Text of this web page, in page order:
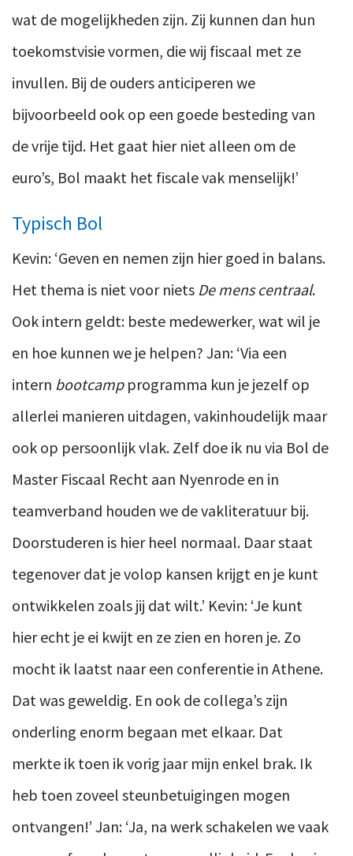
wat de mogelijkheden zijn. Zij kunnen dan hun
toekomstvisie vormen, die wij fiscaal met ze
invullen. Bij de ouders anticiperen we
bijvoorbeeld ook op een goede besteding van
de vrije tijd. Het gaat hier niet alleen om de
euro’s, Bol maakt het fiscale vak menselijk!’
Typisch Bol
Kevin: ‘Geven en nemen zijn hier goed in balans.
Het thema is niet voor niets De mens centraal.
Ook intern geldt: beste medewerker, wat wil je
en hoe kunnen we je helpen? Jan: ‘Via een
intern bootcamp programma kun je jezelf op
allerlei manieren uitdagen, vakinhoudelijk maar
ook op persoonlijk vlak. Zelf doe ik nu via Bol de
Master Fiscaal Recht aan Nyenrode en in
teamverband houden we de vakliteratuur bij.
Doorstuderen is hier heel normaal. Daar staat
tegenover dat je volop kansen krijgt en je kunt
ontwikkelen zoals jij dat wilt.’ Kevin: ‘Je kunt
hier echt je ei kwijt en ze zien en horen je. Zo
mocht ik laatst naar een conferentie in Athene.
Dat was geweldig. En ook de collega’s zijn
onderling enorm begaan met elkaar. Dat
merkte ik toen ik vorig jaar mijn enkel brak. Ik
heb toen zoveel steunbetuigingen mogen
ontvangen!’ Jan: ‘Ja, na werk schakelen we vaak